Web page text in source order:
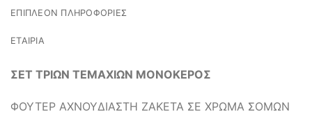
ΕΠΙΠΛΈΟΝ ΠΛΗΡΟΦΟΡΊΕΣ
ΕΤΑΙΡΊΑ
ΣΕΤ ΤΡΙΩΝ ΤΕΜΑΧΙΩΝ ΜΟΝΟΚΕΡΟΣ
ΦΟΥΤΕΡ ΑΧΝΟΥΔΙΑΣΤΗ ΖΑΚΕΤΑ ΣΕ ΧΡΩΜΑ ΣΟΜΩΝ